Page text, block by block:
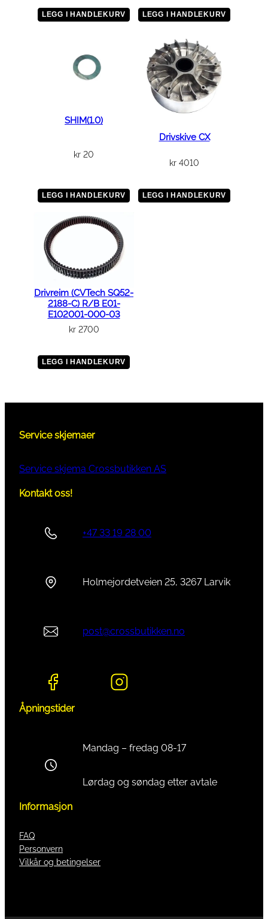
LEGG I HANDLEKURV LEGG I HANDLEKURV
SHIM(1.0)
kr 20
LEGG I HANDLEKURV
Drivskive CX
kr 4010
LEGG I HANDLEKURV
Drivreim (CVTech SQ52-
2188-C) R/B E01-
E102001-000-03
kr2700
LEGG I HANDLEKURV
Service skjemaer
Service skjema Crossbutikken AS
Kontakt oss!
+47 33 19 28 00
Holmejordetveien 25, 3267 Larvik
post@crossbutikken.no
Åpningstider
Mandag – fredag 08-17
Lørdag og søndag etter avtale
Informasjon
FAQ
Personvern
Vilkår og betingelser